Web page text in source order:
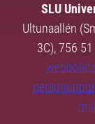
SLU
Ultunaallén
3C), 756